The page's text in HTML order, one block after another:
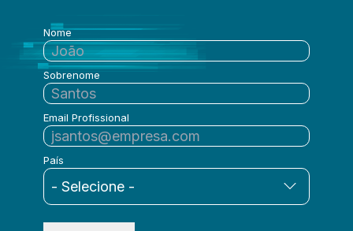
Nome
Sobrenome
Email Profissional
País